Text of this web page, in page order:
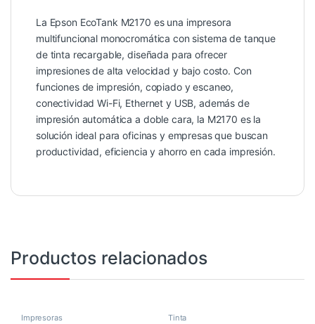
La Epson EcoTank M2170 es una impresora
multifuncional monocromática con sistema de tanque
de tinta recargable, diseñada para ofrecer
impresiones de alta velocidad y bajo costo. Con
funciones de impresión, copiado y escaneo,
conectividad Wi-Fi, Ethernet y USB, además de
impresión automática a doble cara, la M2170 es la
solución ideal para oficinas y empresas que buscan
productividad, eficiencia y ahorro en cada impresión.
Productos relacionados
Impresoras Tinta